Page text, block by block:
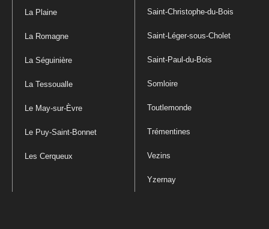
La Plaine
La Romagne
La Séguinière
La Tessoualle
Le May-sur-Èvre
Le Puy-Saint-Bonnet
Les Cerqueux
Saint-Christophe-du-Bois
Saint-Léger-sous-Cholet
Saint-Paul-du-Bois
Somloire
Toutlemonde
Trémentines
Vezins
Yzernay